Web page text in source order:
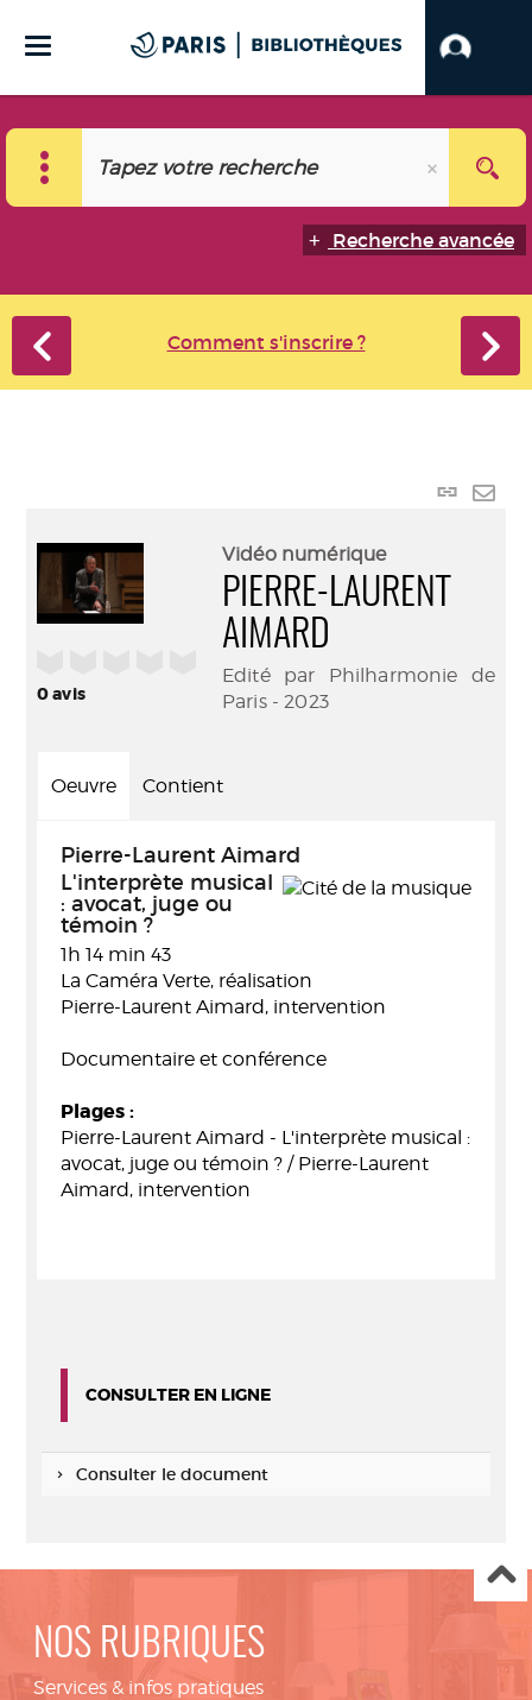
Recherche avancée
Comment s'inscrire ?
Lien
0avis
Vidéo numérique
PIERRE-LAURENT
AIMARD
Edité par Philharmonie de
Paris - 2023
Oeuvre Contient
Pierre-Laurent Aimard
L'interprète musical
: avocat, juge ou
témoin ?
1h 14 min 43
La Caméra Verte, réalisation
Pierre-Laurent Aimard, intervention
Documentaire et conférence
Plages :
Pierre-Laurent Aimard - L'interprète musical :
avocat, juge ou témoin ? / Pierre-Laurent
Aimard, intervention
CONSULTER EN LIGNE
Consulter le document
NOS RUBRIQUES
Services & infos pratiques